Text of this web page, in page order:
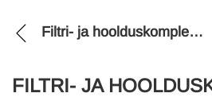
Filtri- ja hoolduskomplektid
FILTRI- JA